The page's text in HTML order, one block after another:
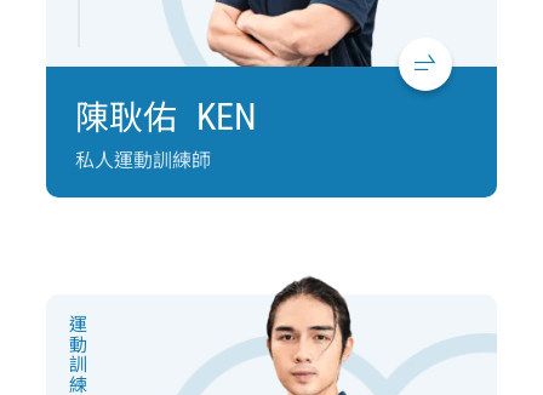
陳耿佑 KEN
私人運動訓練師
運動訓練